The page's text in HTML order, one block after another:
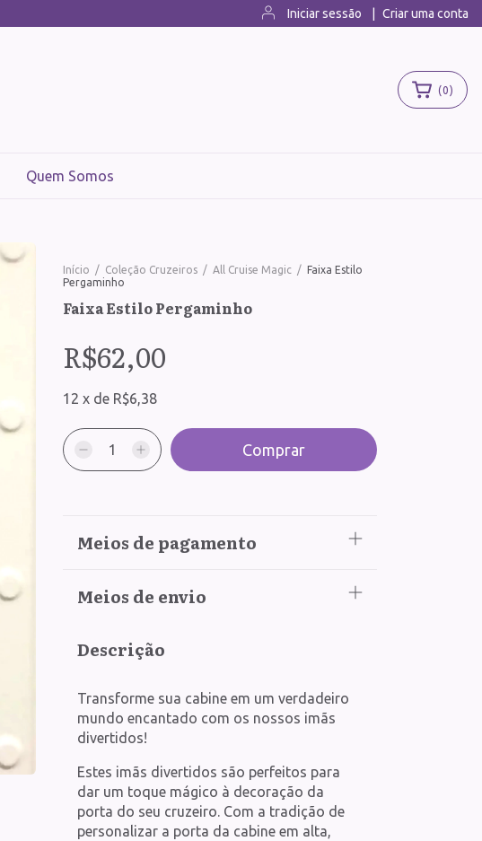
Iniciar sessão Criar uma conta
(0)
Quem Somos
Início / Coleção Cruzeiros / All Cruise Magic / Faixa Estilo
Pergaminho
Faixa Estilo Pergaminho
R$62,00
12 x de R$6,38
Meios de pagamento
Meios de envio
Descrição
Transforme sua cabine em um verdadeiro
mundo encantado com os nossos imãs
divertidos!
Estes imãs divertidos são perfeitos para
dar um toque mágico à decoração da
porta do seu cruzeiro. Com a tradição de
personalizar a porta da cabine em alta,